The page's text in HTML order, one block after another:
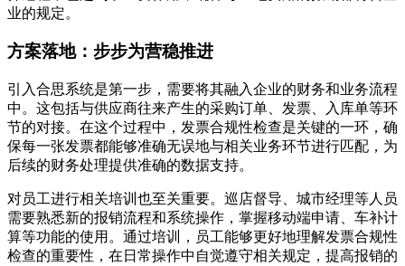
业的规定。
方案落地：步步为营稳推进
引入合思系统是第一步，需要将其融入企业的财务和业务流程
中。这包括与供应商往来产生的采购订单、发票、入库单等环
节的对接。在这个过程中，发票合规性检查是关键的一环，确
保每一张发票都能够准确无误地与相关业务环节进行匹配，为
后续的财务处理提供准确的数据支持。
对员工进行相关培训也至关重要。巡店督导、城市经理等人员
需要熟悉新的报销流程和系统操作，掌握移动端申请、车补计
算等功能的使用。通过培训，员工能够更好地理解发票合规性
检查的重要性，在日常操作中自觉遵守相关规定，提高报销的